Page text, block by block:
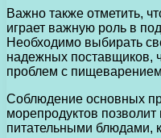
Важно также отметить,
играет важную роль в
Необходимо выбирать
надежных поставщиков,
проблем с
Соблюдение основных
морепродуктов
питательными блюдами,